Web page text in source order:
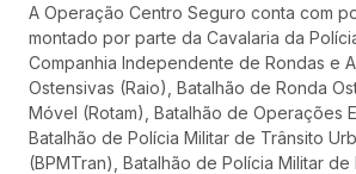
A Operação Centro Seguro conta com
montado por parte da Cavalaria da
Companhia Independente de Rondas e
Ostensivas (Raio), Batalhão de Ronda
Móvel (Rotam), Batalhão de Operações
Batalhão de Polícia Militar de Trânsito
(BPMTran), Batalhão de Polícia Militar